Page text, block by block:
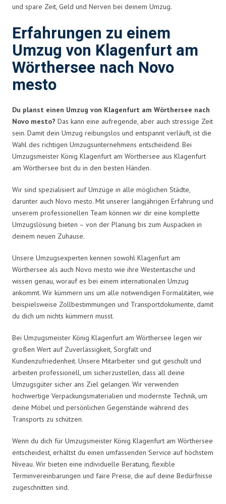
und spare Zeit, Geld und Nerven bei deinem Umzug.
Erfahrungen zu einem
Umzug von Klagenfurt am
Wörthersee nach Novo
mesto
Du planst einen Umzug von Klagenfurt am Wörthersee nach
Novo mesto? Das kann eine aufregende, aber auch stressige Zeit
sein. Damit dein Umzug reibungslos und entspannt verläuft, ist die
Wahl des richtigen Umzugsunternehmens entscheidend. Bei
Umzugsmeister König Klagenfurt am Wörthersee aus Klagenfurt
am Wörthersee bist du in den besten Händen.
Wir sind spezialisiert auf Umzüge in alle möglichen Städte,
darunter auch Novo mesto. Mit unserer langjährigen Erfahrung und
unserem professionellen Team können wir dir eine komplette
Umzugslösung bieten – von der Planung bis zum Auspacken in
deinem neuen Zuhause.
Unsere Umzugsexperten kennen sowohl Klagenfurt am
Wörthersee als auch Novo mesto wie ihre Westentasche und
wissen genau, worauf es bei einem internationalen Umzug
ankommt. Wir kümmern uns um alle notwendigen Formalitäten, wie
beispielsweise Zollbestimmungen und Transportdokumente, damit
du dich um nichts kümmern musst.
Bei Umzugsmeister König Klagenfurt am Wörthersee legen wir
großen Wert auf Zuverlässigkeit, Sorgfalt und
Kundenzufriedenheit. Unsere Mitarbeiter sind gut geschult und
arbeiten professionell, um sicherzustellen, dass all deine
Umzugsgüter sicher ans Ziel gelangen. Wir verwenden
hochwertige Verpackungsmaterialien und modernste Technik, um
deine Möbel und persönlichen Gegenstände während des
Transports zu schützen.
Wenn du dich für Umzugsmeister König Klagenfurt am Wörthersee
entscheidest, erhältst du einen umfassenden Service auf höchstem
Niveau. Wir bieten eine individuelle Beratung, flexible
Terminvereinbarungen und faire Preise, die auf deine Bedürfnisse
zugeschnitten sind.